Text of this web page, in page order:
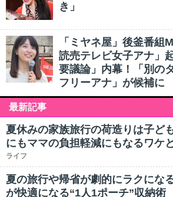
き」
「ミヤネ屋」後釜番組
読売テレビ女子アナ」
要議論」内幕！「別の
フリーアナ」が候補に
最新記事
夏休みの家族旅行の荷造りは子ど
にもママの負担軽減にもなるワケ
ライフ
夏の旅行や帰省が劇的にラクにな
が快適になる“1人1ポーチ”収納術